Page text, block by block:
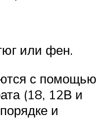
или фен.
с помощью
(18, 12В и
и